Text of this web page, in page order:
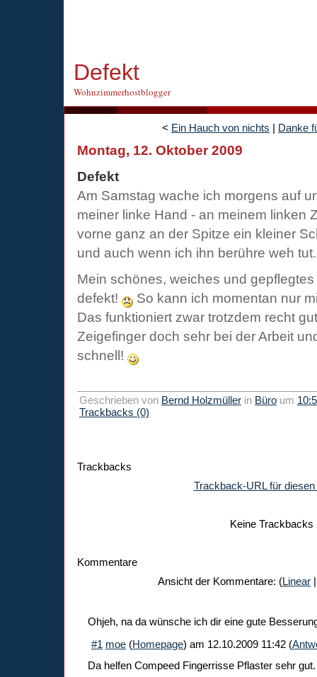
Defekt
Wohnzimmerhostblogger
< Ein Hauch von nichts | Danke
Montag, 12. Oktober 2009
Defekt
Am Samstag wache ich morgens auf
meiner linke Hand - an meinem linken
vorne ganz an der Spitze ein kleiner
und auch wenn ich ihn berühre weh tut.
Mein schönes, weiches und
defekt!
So kann ich momentan nur
Das funktioniert zwar trotzdem recht
Zeigefinger doch sehr bei der Arbeit
schnell!
Geschrieben von Bernd Holzmüller in Büro um
Trackbacks (0)
Trackbacks
Trackback-URL für diesen
Keine Trackbacks
Kommentare
Ansicht der Kommentare: (Linear
Ohjeh, na da wünsche ich dir eine gute
#1 moe (Homepage) am 12.10.2009 11:42 (
Da helfen Compeed Fingerrisse Pflaster sehr